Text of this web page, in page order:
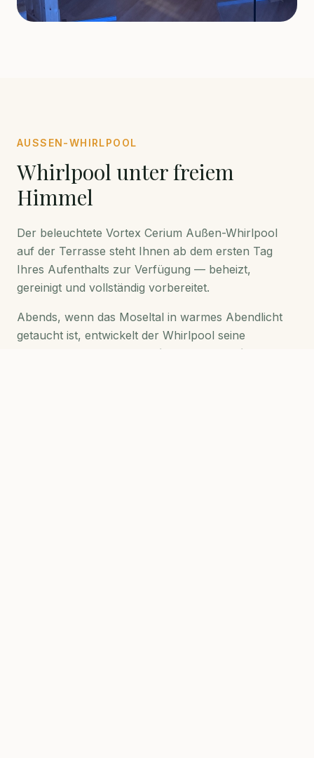
AUSSEN-WHIRLPOOL
Whirlpool unter freiem
Himmel
Der beleuchtete Vortex Cerium Außen-Whirlpool
auf der Terrasse steht Ihnen ab dem ersten Tag
Ihres Aufenthalts zur Verfügung — beheizt,
gereinigt und vollständig vorbereitet.
Abends, wenn das Moseltal in warmes Abendlicht
getaucht ist, entwickelt der Whirlpool seine
Ferienwohnung mit Sauna